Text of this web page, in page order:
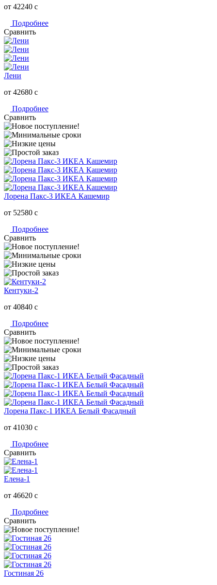
от 42240 c
Подробнее
Сравнить
Лени
от 42680 c
Подробнее
Сравнить
Лорена Пакс-3 ИКЕА Кашемир
от 52580 c
Подробнее
Сравнить
Кентуки-2
от 40840 c
Подробнее
Сравнить
Лорена Пакс-1 ИКЕА Белый Фасадный
от 41030 c
Подробнее
Сравнить
Елена-1
от 46620 c
Подробнее
Сравнить
Гостиная 26